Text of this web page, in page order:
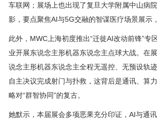
车联网；展场上也出现了复旦大学附属中山病
影，要点聚焦AI与5G交融的智谋医疗场景展示
此外，MWC上海初度推出“迁徙AI改动前锋”专
业开展东说念主形机器东说念主点球大战。在
说念主形机器东说念主全程无遥控、无预设轨
自主决议完成射门与扑救，这背后是通讯、算
略对“群智协同”的复古。
她默示，本届展会多项恶果充分印证，AI与通